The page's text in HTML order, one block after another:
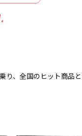
り、全国のヒット商品と